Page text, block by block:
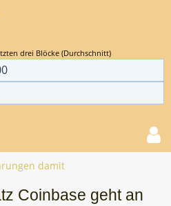
drei Blöcke (Durchschnitt)
damit
Coinbase geht an